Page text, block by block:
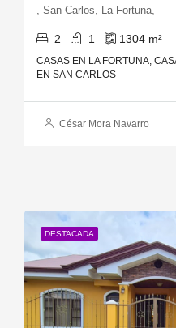
, San Carlos, La Fortuna,
2 1 1304 m²
CASAS EN LA FORTUNA,
EN SAN CARLOS
César Mora Navarro
DESTACADA